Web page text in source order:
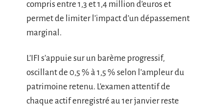
compris entre 1,3 et 1,4 million d’euros et
permet de limiter l’impact d’un dépassement
marginal.
L’IFI s’appuie sur un barème progressif,
oscillant de 0,5 % à 1,5 % selon l’ampleur du
patrimoine retenu. L’examen attentif de
chaque actif enregistré au 1er janvier reste